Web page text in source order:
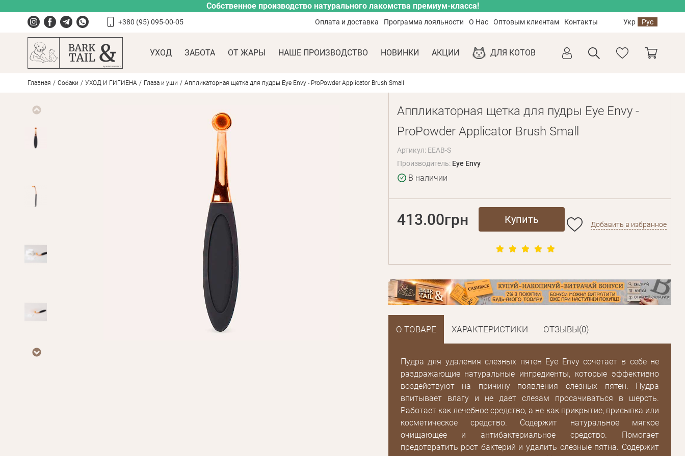
Собственное производство натурального лакомства премиум-класса!
+380 (95) 095-00-05 Оплата и доставка Программа лояльности О Нас Оптовым клиентам Контакты Укр Рус
УХОД ЗАБОТА ОТ ЖАРЫ НАШЕ ПРОИЗВОДСТВО НОВИНКИ АКЦИИ ДЛЯ КОТОВ
Главная Собаки УХОД И ГИГИЕНА Глаза и уши Аппликаторная щетка для пудры Eye Envy - ProPowder Applicator Brush Small
Аппликаторная щетка для пудры Eye Envy -
ProPowder Applicator Brush Small
Артикул: EEAB-S
Производитель: Eye Envy
В наличии
413.00грн Купить Добавить в избранное
О ТОВАРЕ ХАРАКТЕРИСТИКИ ОТЗЫВЫ(0)
Пудра для удаления слезных пятен Eye Envy сочетает в себе не
раздражающие натуральные ингредиенты, которые эффективно
воздействуют на причину появления слезных пятен. Пудра
впитывает влагу и не дает слезам просачиваться в шерсть.
Работает как лечебное средство, а не как прикрытие, присыпка или
косметическое средство. Содержит натуральное мягкое
очищающее и антибактериальное средство. Помогает
предотвратить рост бактерий и удалить слезные пятна. Содержит